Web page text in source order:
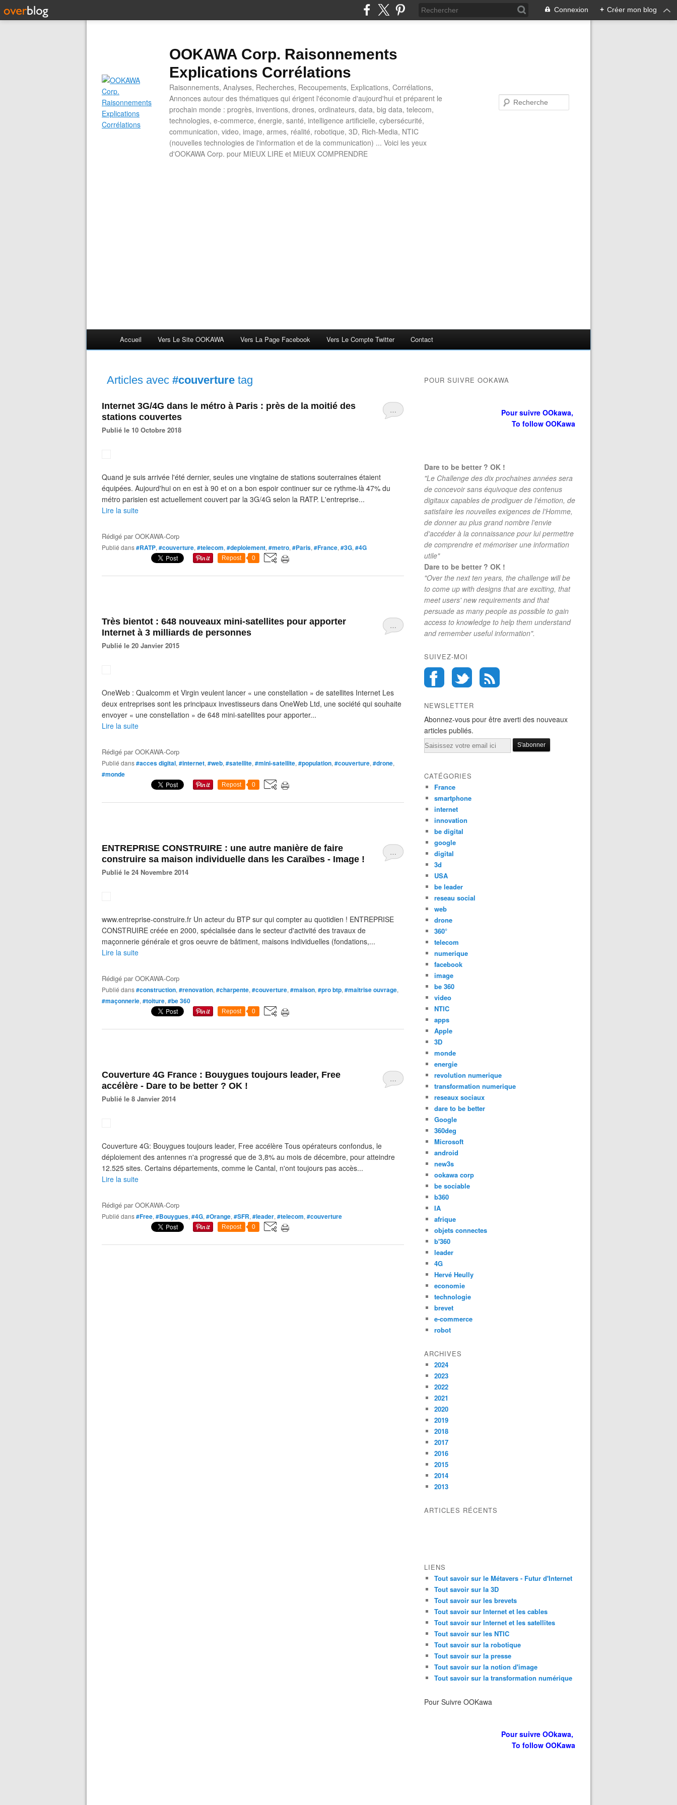
Connexion + Créer mon blog
OOKAWA Corp. Raisonnements
Explications Corrélations
Raisonnements, Analyses, Recherches, Recoupements, Explications, Corrélations,
Annonces autour des thématiques qui érigent l'économie d'aujourd'hui et préparent le
prochain monde : progrès, inventions, drones, ordinateurs, data, big data, telecom,
technologies, e-commerce, énergie, santé, intelligence artificielle, cybersécurité,
communication, video, image, armes, réalité, robotique, 3D, Rich-Media, NTIC
(nouvelles technologies de l'information et de la communication) ... Voici les yeux
d'OOKAWA Corp. pour MIEUX LIRE et MIEUX COMPRENDRE
Accueil Vers Le Site OOKAWA Vers La Page Facebook Vers Le Compte Twitter Contact
Articles avec #couverture tag
…
Internet 3G/4G dans le métro à Paris : près de la moitié des
stations couvertes
Publié le 10 Octobre 2018
Quand je suis arrivée l'été dernier, seules une vingtaine de stations souterraines étaient
équipées. Aujourd'hui on en est à 90 et on a bon espoir continuer sur ce rythme-là 47% du
métro parisien est actuellement couvert par la 3G/4G selon la RATP. L'entreprise...
Lire la suite
Rédigé parOOKAWA-Corp
Publié dans#RATP, #couverture, #telecom, #deploiement, #metro, #Paris, #France, #3G, #4G
Repost 0
…
Très bientot : 648 nouveaux mini-satellites pour apporter
Internet à 3 milliards de personnes
Publié le 20 Janvier 2015
OneWeb : Qualcomm et Virgin veulent lancer « une constellation » de satellites Internet Les
deux entreprises sont les principaux investisseurs dans OneWeb Ltd, une société qui souhaite
envoyer « une constellation » de 648 mini-satellites pour apporter...
Lire la suite
Rédigé parOOKAWA-Corp
Publié dans#acces digital, #internet, #web, #satellite, #mini-satellite, #population, #couverture, #drone,
#monde
Repost 0
…
ENTREPRISE CONSTRUIRE : une autre manière de faire
construire sa maison individuelle dans les Caraïbes - Image !
Publié le 24 Novembre 2014
www.entreprise-construire.fr Un acteur du BTP sur qui compter au quotidien ! ENTREPRISE
CONSTRUIRE créée en 2000, spécialisée dans le secteur d'activité des travaux de
maçonnerie générale et gros oeuvre de bâtiment, maisons individuelles (fondations,...
Lire la suite
Rédigé parOOKAWA-Corp
Publié dans#construction, #renovation, #charpente, #couverture, #maison, #pro btp, #maitrise ouvrage,
#maçonnerie, #toiture, #be 360
Repost 0
…
Couverture 4G France : Bouygues toujours leader, Free
accélère - Dare to be better ? OK !
Publié le 8 Janvier 2014
Couverture 4G: Bouygues toujours leader, Free accélère Tous opérateurs confondus, le
déploiement des antennes n'a progressé que de 3,8% au mois de décembre, pour atteindre
12.525 sites. Certains départements, comme le Cantal, n'ont toujours pas accès...
Lire la suite
Rédigé parOOKAWA-Corp
Publié dans#Free, #Bouygues, #4G, #Orange, #SFR, #leader, #telecom, #couverture
Repost 0
POUR SUIVRE OOKAWA
Pour suivre OOkawa,
To follow OOKawa
Dare to be better ? OK !
"Le Challenge des dix prochaines années sera
de concevoir sans équivoque des contenus
digitaux capables de prodiguer de l'émotion, de
satisfaire les nouvelles exigences de l'Homme,
de donner au plus grand nombre l'envie
d'accéder à la connaissance pour lui permettre
de comprendre et mémoriser une information
utile"
Dare to be better ? OK !
"Over the next ten years, the challenge will be
to come up with designs that are exciting, that
meet users' new requirements and that
persuade as many people as possible to gain
access to knowledge to help them understand
and remember useful information".
SUIVEZ-MOI
NEWSLETTER
Abonnez-vous pour être averti des nouveaux
articles publiés.
Email
CATÉGORIES
France
smartphone
internet
innovation
be digital
google
digital
3d
USA
be leader
reseau social
web
drone
360°
telecom
numerique
facebook
image
be 360
video
NTIC
apps
Apple
3D
monde
energie
revolution numerique
transformation numerique
reseaux sociaux
dare to be better
Google
360deg
Microsoft
android
new3s
ookawa corp
be sociable
b360
IA
afrique
objets connectes
b'360
leader
4G
Hervé Heully
economie
technologie
brevet
e-commerce
robot
ARCHIVES
2024
2023
2022
2021
2020
2019
2018
2017
2016
2015
2014
2013
ARTICLES RÉCENTS
LIENS
Tout savoir sur le Métavers - Futur d'Internet
Tout savoir sur la 3D
Tout savoir sur les brevets
Tout savoir sur Internet et les cables
Tout savoir sur Internet et les satellites
Tout savoir sur les NTIC
Tout savoir sur la robotique
Tout savoir sur la presse
Tout savoir sur la notion d'image
Tout savoir sur la transformation numérique
Pour Suivre OOKawa
Pour suivre OOkawa,
To follow OOKawa